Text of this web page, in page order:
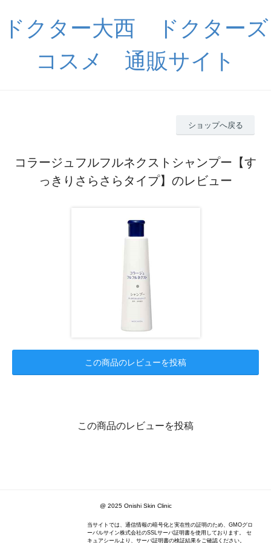
ドクター大西 ドクターズ
コスメ 通販サイト
ショップへ戻る
コラージュフルフルネクストシャンプー【す
っきりさらさらタイプ】のレビュー
この商品のレビューを投稿
この商品のレビューを投稿
@ 2025 Onishi Skin Clinic
当サイトでは、通信情報の暗号化と実在性の証明のため、GMOグロ
ーバルサイン株式会社のSSLサーバ証明書を使用しております。 セ
キュアシールより、サーバ証明書の検証結果をご確認ください。